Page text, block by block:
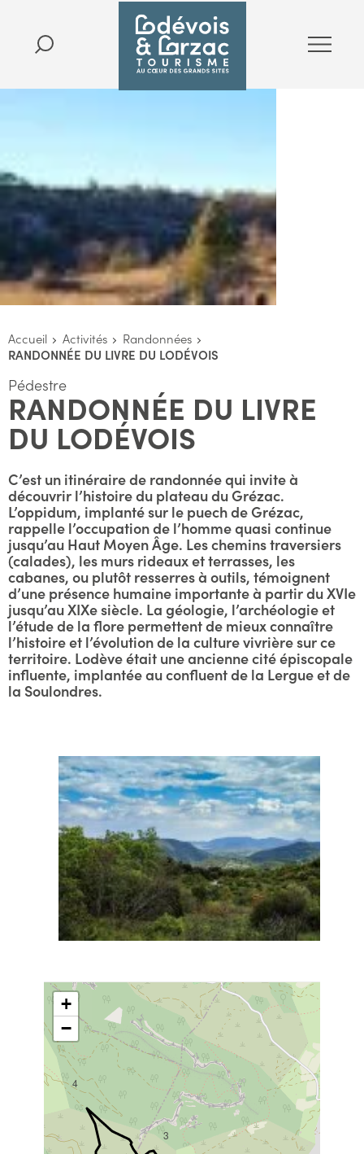
Accueil Activités
Randonnées
RANDONNÉE DU LIVRE DU LODÉVOIS
Pédestre
RANDONNÉE DU LIVRE
DU LODÉVOIS
C’est un itinéraire de randonnée qui invite à
découvrir l’histoire du plateau du Grézac.
L’oppidum, implanté sur le puech de Grézac,
rappelle l’occupation de l’homme quasi continue
jusqu’au Haut Moyen Âge. Les chemins traversiers
(calades), les murs rideaux et terrasses, les
cabanes, ou plutôt resserres à outils, témoignent
d’une présence humaine importante à partir du XVIe
jusqu’au XIXe siècle. La géologie, l’archéologie et
l’étude de la flore permettent de mieux connaître
l’histoire et l’évolution de la culture vivrière sur ce
territoire. Lodève était une ancienne cité épiscopale
influente, implantée au confluent de la Lergue et de
la Soulondres.
3
4
+
−